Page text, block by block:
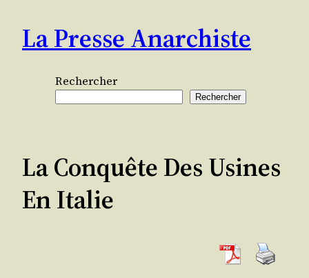
contenu
La Presse Anarchiste
Rechercher
Rechercher
La Conquête Des Usines
En Italie